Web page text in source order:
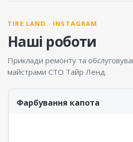
TIRE LAND · INSTAGRAM
Наші роботи
Приклади ремонту та
майстрами СТО Тайр Ленд.
Фарбування капота